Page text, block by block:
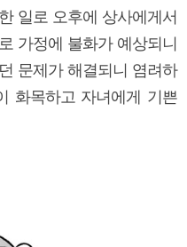
일로 오후에 상사에게서
가정에 불화가 예상되니
문제가 해결되니 염려하
화목하고 자녀에게 기쁜